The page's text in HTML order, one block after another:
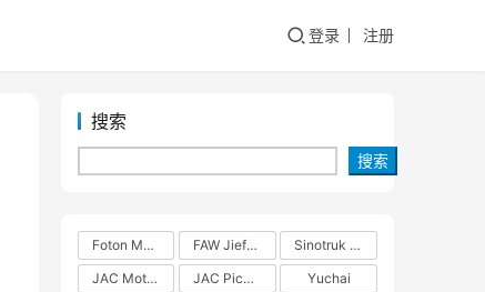
登录 注册
搜索
搜索
Foton Motors FAW Jiefang
Sinotruk Group
JAC Motors
JAC Pickups
Yuchai